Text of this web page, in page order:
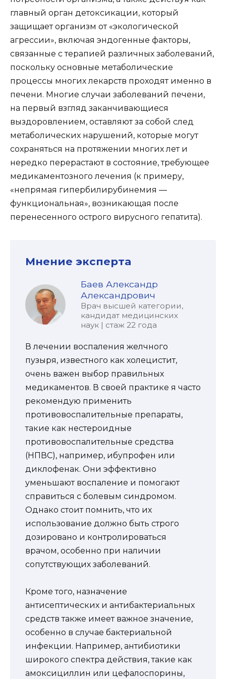
главный орган детоксикации, который
защищает организм от «экологической
агрессии», включая эндогенные факторы,
связанные с терапией различных заболеваний,
поскольку основные метаболические
процессы многих лекарств проходят именно в
печени. Многие случаи заболеваний печени,
на первый взгляд заканчивающиеся
выздоровлением, оставляют за собой след
метаболических нарушений, которые могут
сохраняться на протяжении многих лет и
нередко перерастают в состояние, требующее
медикаментозного лечения (к примеру,
«непрямая гипербилирубинемия —
функциональная», возникающая после
перенесенного острого вирусного гепатита).
Мнение эксперта
Баев Александр
Александрович
Врач высшей категории,
кандидат медицинских
наук | стаж 22 года
В лечении воспаления желчного
пузыря, известного как холецистит,
очень важен выбор правильных
медикаментов. В своей практике я часто
рекомендую применить
противовоспалительные препараты,
такие как нестероидные
противовоспалительные средства
(НПВС), например, ибупрофен или
диклофенак. Они эффективно
уменьшают воспаление и помогают
справиться с болевым синдромом.
Однако стоит помнить, что их
использование должно быть строго
дозировано и контролироваться
врачом, особенно при наличии
сопутствующих заболеваний.
Кроме того, назначение
антисептических и антибактериальных
средств также имеет важное значение,
особенно в случае бактериальной
инфекции. Например, антибиотики
широкого спектра действия, такие как
амоксициллин или цефалоспорины,